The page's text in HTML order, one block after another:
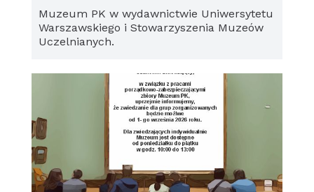
Muzeum PK w wydawnictwie Uniwersytetu
Warszawskiego i Stowarzyszenia Muzeów
Uczelnianych.